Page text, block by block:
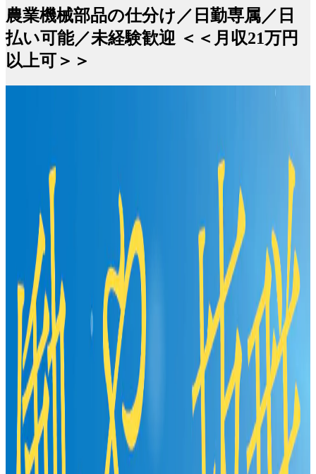
農業機械部品の仕分け／日勤専属／日
払い可能／未経験歓迎 ＜＜月収21万円
以上可＞＞